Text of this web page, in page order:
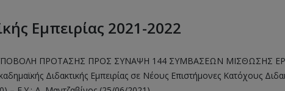
Εμπειρίας 2021-2022
ΠΡΟΤΑΣΗΣ ΠΡΟΣ ΣΥΝΑΨΗ 144 ΣΥΜΒΑΣΕΩΝ ΜΙΣΘΩΣΗΣ
Διδακτικής Εμπειρίας σε Νέους Επιστήμονες Κατόχους